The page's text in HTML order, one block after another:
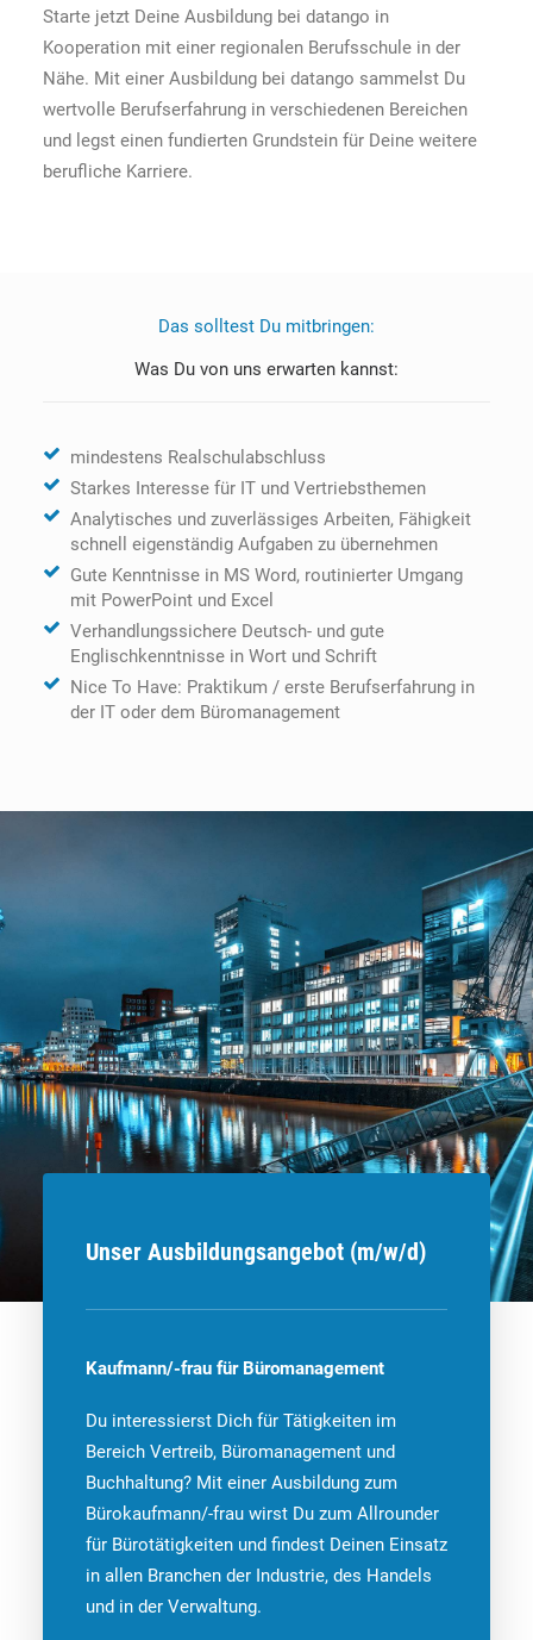
Starte jetzt Deine Ausbildung bei datango in
Kooperation mit einer regionalen Berufsschule in der
Nähe. Mit einer Ausbildung bei datango sammelst Du
wertvolle Berufserfahrung in verschiedenen Bereichen
und legst einen fundierten Grundstein für Deine weitere
berufliche Karriere.
Das solltest Du mitbringen:
Was Du von uns erwarten kannst:
mindestens Realschulabschluss
Starkes Interesse für IT und Vertriebsthemen
Analytisches und zuverlässiges Arbeiten, Fähigkeit
schnell eigenständig Aufgaben zu übernehmen
Gute Kenntnisse in MS Word, routinierter Umgang
mit PowerPoint und Excel
Verhandlungssichere Deutsch- und gute
Englischkenntnisse in Wort und Schrift
Nice To Have: Praktikum / erste Berufserfahrung in
der IT oder dem Büromanagement
Unser Ausbildungsangebot (m/w/d)
Kaufmann/-frau für Büromanagement
Du interessierst Dich für Tätigkeiten im
Bereich Vertreib, Büromanagement und
Buchhaltung? Mit einer Ausbildung zum
Bürokaufmann/-frau wirst Du zum Allrounder
für Bürotätigkeiten und findest Deinen Einsatz
in allen Branchen der Industrie, des Handels
und in der Verwaltung.